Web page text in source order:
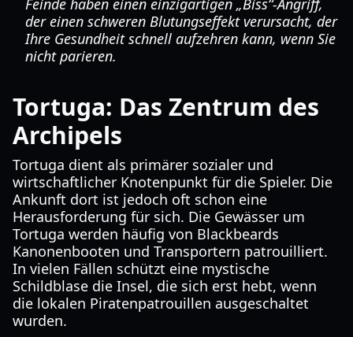
Feinde haben einen einzigartigen „Biss“-Angriff,
der einen schweren Blutungseffekt verursacht, der
Ihre Gesundheit schnell aufzehren kann, wenn Sie
nicht parieren.
Tortuga: Das Zentrum des
Archipels
Tortuga dient als primärer sozialer und
wirtschaftlicher Knotenpunkt für die Spieler. Die
Ankunft dort ist jedoch oft schon eine
Herausforderung für sich. Die Gewässer um
Tortuga werden häufig von Blackbeards
Kanonenbooten und Transportern patrouilliert.
In vielen Fällen schützt eine mystische
Schildblase die Insel, die sich erst hebt, wenn
die lokalen Piratenpatrouillen ausgeschaltet
wurden.